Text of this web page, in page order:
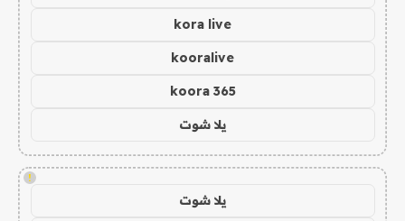
kora live
kooralive
koora 365
يلا شوت
!
يلا شوت